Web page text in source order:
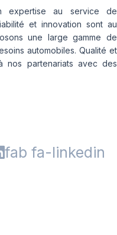
expertise au service de
et innovation sont au
une large gamme de
automobiles. Qualité et
nos partenariats avec des
fab fa-linkedin